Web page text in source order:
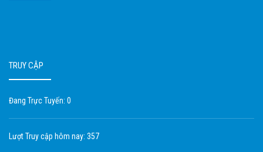
TRUY CẬP
Đang Trực Tuyến: 0
Lượt Truy cập hôm nay: 357